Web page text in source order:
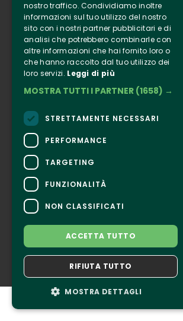
Clappit
Informazione
Seguici
Instagram
CONTATTI
Per informazioni e supporto all'acquisto
Clicca qui
Per informazioni sul programma e
organizzatore.
Dichiarazione di accessibilità
nostro traffico. Condividiamo inoltre
informazioni sul tuo utilizzo del nostro
sito con i nostri partner pubblicitari e di
analisi che potrebbero combinarle con
altre informazioni che hai fornito loro o
che hanno raccolto dal tuo utilizzo dei
loro servizi. Leggi di più
MOSTRA TUTTI I PARTNER (1658) →
STRETTAMENTE NECESSARI
PERFORMANCE
TARGETING
FUNZIONALITÀ
NON CLASSIFICATI
ACCETTA TUTTO
RIFIUTA TUTTO
MOSTRA DETTAGLI